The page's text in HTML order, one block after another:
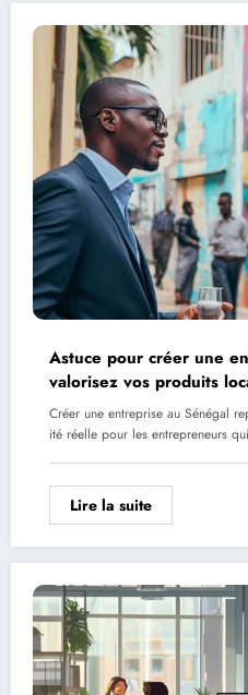
Astuce pour créer une
valorisez vos produits
Créer une entreprise au Sénégal
ité réelle pour les entrepreneurs
Lire la suite